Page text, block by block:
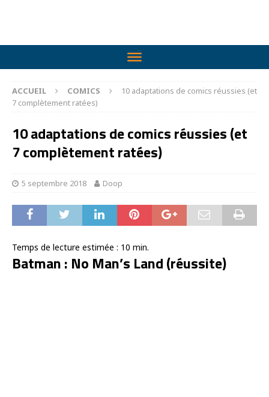
ACCUEIL COMICS
10 adaptations de comics réussies (et
7 complètement ratées)
10 adaptations de comics réussies (et
7 complètement ratées)
5 septembre 2018 Doop
Temps de lecture estimée : 10 min.
Batman : No Man’s Land (réussite)